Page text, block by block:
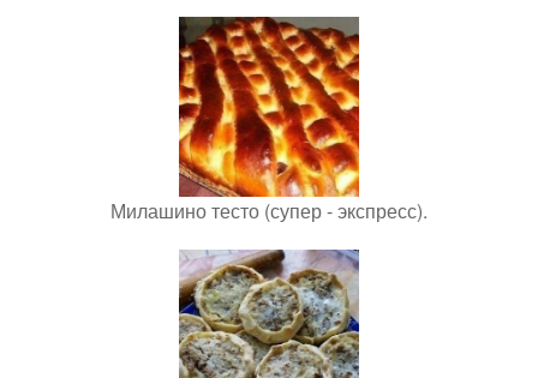
Милашино тесто (супер - экспресс).